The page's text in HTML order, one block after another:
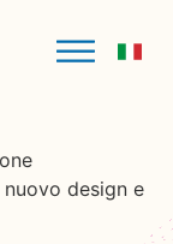
design e